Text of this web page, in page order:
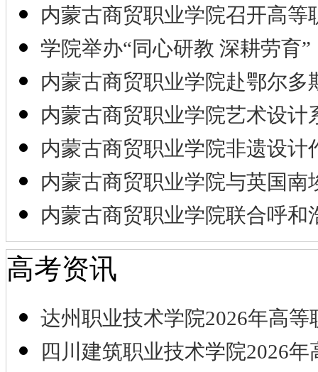
内蒙古商贸职业学院召开高等
学院举办“同心研教 深耕劳育”
内蒙古商贸职业学院赴鄂尔多
内蒙古商贸职业学院艺术设计
内蒙古商贸职业学院非遗设计
内蒙古商贸职业学院与英国南
内蒙古商贸职业学院联合呼和
高考资讯
达州职业技术学院2026年高等
四川建筑职业技术学院2026年